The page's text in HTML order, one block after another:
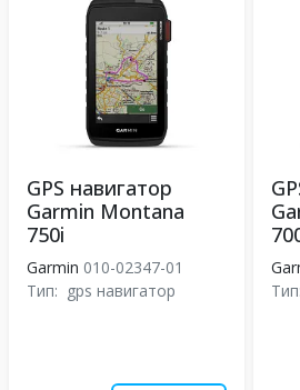
GPS навигатор
Garmin Montana
750i
Garmin 010-02347-01
Тип: gps навигатор
Тип: